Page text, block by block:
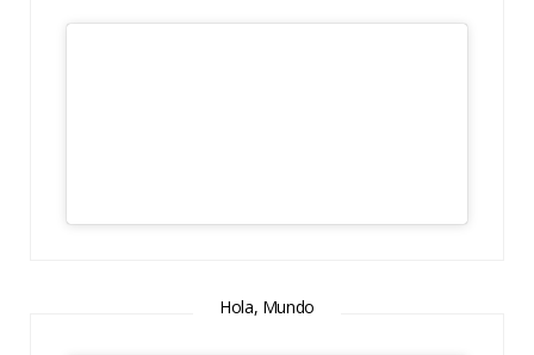
Hola, Mundo